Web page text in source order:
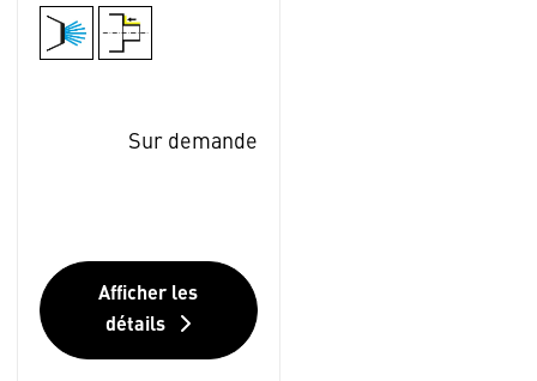
Sur demande
Afficher les
détails